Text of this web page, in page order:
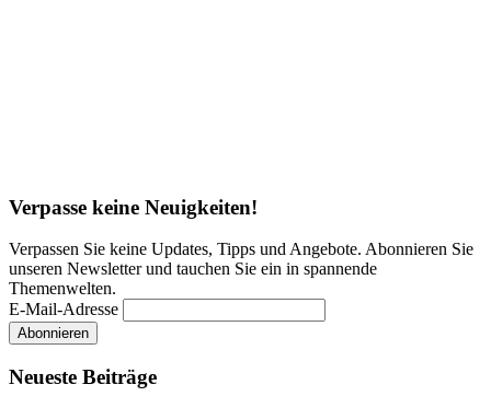
Verpasse keine Neuigkeiten!
Verpassen Sie keine Updates, Tipps und Angebote. Abonnieren Sie
unseren Newsletter und tauchen Sie ein in spannende
Themenwelten.
E-Mail-Adresse
Neueste Beiträge